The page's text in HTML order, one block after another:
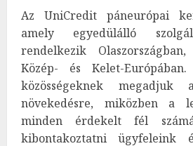
Az UniCredit páneurópai
amely egyedülálló
rendelkezik Olaszországban,
Közép- és Kelet-
közösségeknek
növekedésre, miközben a
minden érdekelt fél
kibontakoztatni ügyfeleink